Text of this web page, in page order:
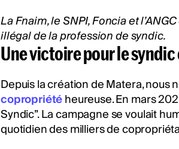
La Fnaim, le SNPI, Foncia et
illégal de la profession de syndic.
Une victoire pour le
Depuis la création de Matera, nous
copropriétéheureuse. En mars
Syndic”. La campagne se voulait
quotidien des milliers de